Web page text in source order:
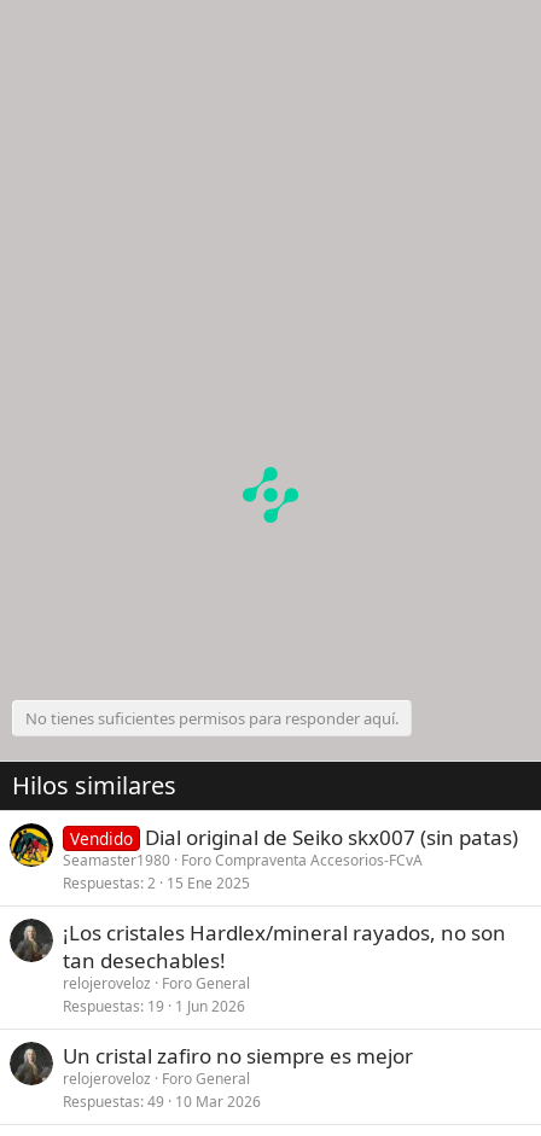
No tienes suficientes permisos para responder aquí.
Hilos similares
Vendido Dial original de Seiko skx007 (sin patas)
Seamaster1980 Foro Compraventa Accesorios-FCvA
Respuestas 2 15 Ene 2025
¡Los cristales Hardlex/mineral rayados, no son
tan desechables!
relojeroveloz
Foro General
Respuestas 19 1 Jun 2026
Un cristal zafiro no siempre es mejor
relojeroveloz
Foro General
Respuestas 49 10 Mar 2026